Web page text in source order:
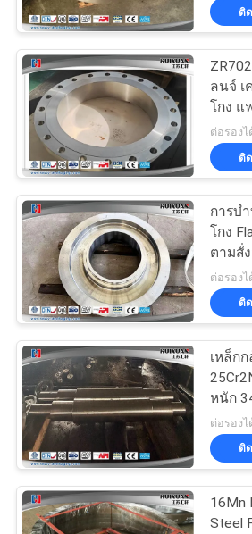
เว็บไซต์
PRIVACY
POLICY
ติ
ลนจ์ เ
โกง แ
ต่อรองไ
ติ
การบํ
โกง
ตามสั่
กล
ต่อรองไ
ติ
เหล็ก
หนัก
มอเตอ
ต่อรองไ
ติ
16Mn
Steel